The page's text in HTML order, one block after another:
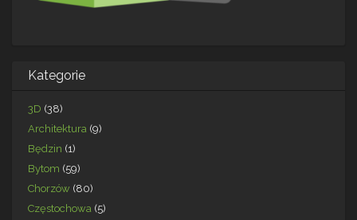
Kategorie
3D (38)
Architektura (9)
Będzin (1)
Bytom (59)
Chorzów (80)
Częstochowa (5)